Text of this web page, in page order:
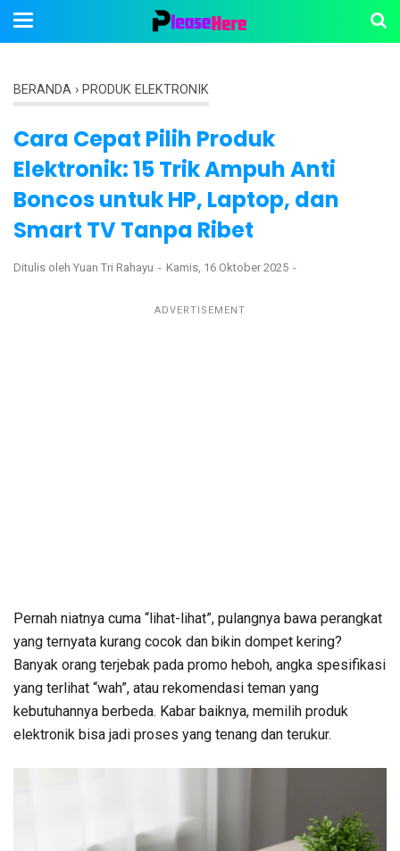
BERANDA › PRODUK ELEKTRONIK
Cara Cepat Pilih Produk
Elektronik: 15 Trik Ampuh Anti
Boncos untuk HP, Laptop, dan
Smart TV Tanpa Ribet
Ditulis oleh Yuan Tri Rahayu Kamis, 16 Oktober 2025
ADVERTISEMENT
Pernah niatnya cuma “lihat-lihat”, pulangnya bawa perangkat
yang ternyata kurang cocok dan bikin dompet kering?
Banyak orang terjebak pada promo heboh, angka spesifikasi
yang terlihat “wah”, atau rekomendasi teman yang
kebutuhannya berbeda. Kabar baiknya, memilih produk
elektronik bisa jadi proses yang tenang dan terukur.